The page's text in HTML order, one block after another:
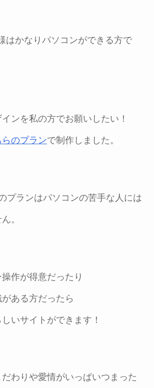
はかなりパソコンができる方で
ンを私の方でお願いしたい！
のプランで制作しました。
プランはパソコンの苦手な人には
。
作が得意だったり
ある方だったら
いサイトができます！
わりや愛情がいっぱいつまった